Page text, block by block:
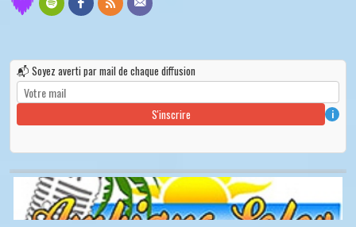
📬 Soyez averti par mail de chaque diffusion
S'inscrire i